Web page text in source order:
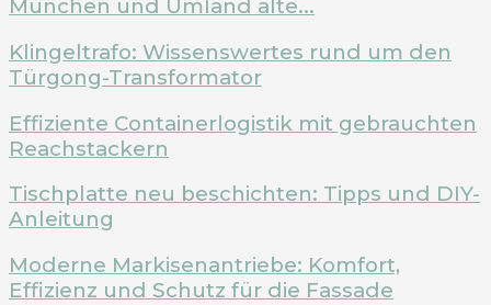
München und Umland alte...
Klingeltrafo: Wissenswertes rund um den
Türgong-Transformator
Effiziente Containerlogistik mit gebrauchten
Reachstackern
Tischplatte neu beschichten: Tipps und DIY-
Anleitung
Moderne Markisenantriebe: Komfort,
Effizienz und Schutz für die Fassade